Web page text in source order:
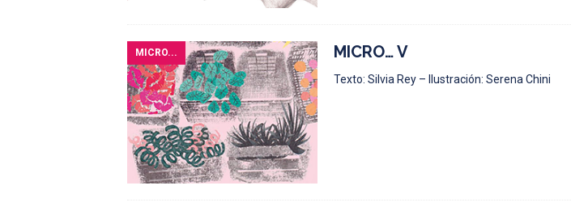
MICRO... MICRO… V
Texto: Silvia Rey – Ilustración: Serena Chini